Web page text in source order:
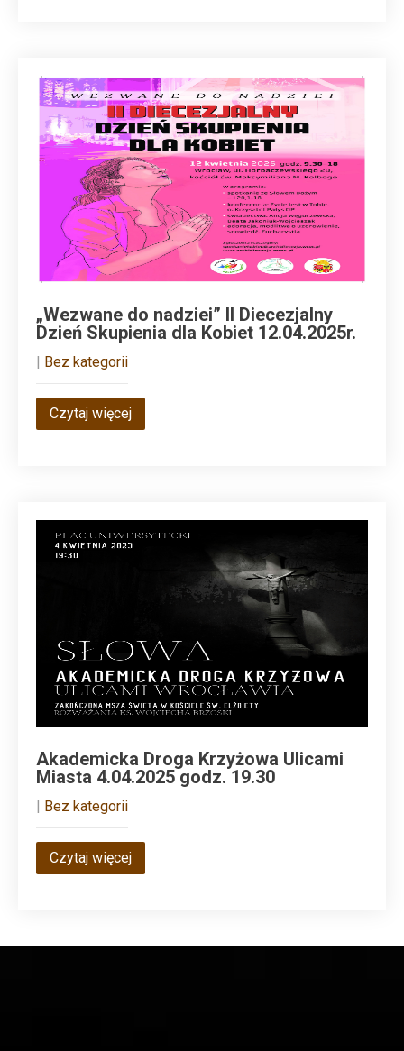
„Wezwane do nadziei” II Diecezjalny
Dzień Skupienia dla Kobiet 12.04.2025r.
Bez kategorii
Czytaj więcej
Akademicka Droga Krzyżowa Ulicami
Miasta 4.04.2025 godz. 19.30
Bez kategorii
Czytaj więcej